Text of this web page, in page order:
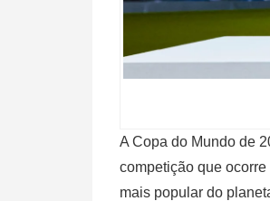
A Copa do Mundo de
competição que
mais popular do